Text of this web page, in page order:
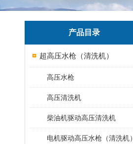
产品目录
超高压水枪（清洗机）
高压水枪
高压清洗机
柴油机驱动高压清洗机
电机驱动高压水枪（清洗机）